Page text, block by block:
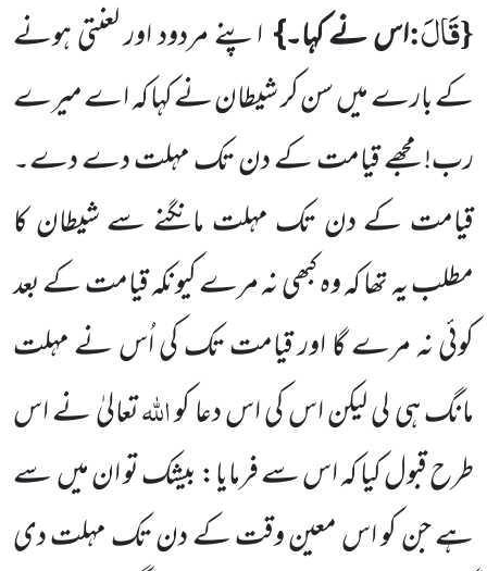
{قَالَ:اس نے کہا۔} اپنے مردود اور لعنتیہونے
کے بارے میںسن کر شیطان نے کہا کہ اے میرے
رب! مجھے قیامت کے دن تک مہلت دے دے۔
قیامت کے دن تک مہلت مانگنے سے شیطان کا
مطلب یہ تھا کہ وہ کبھی نہ مرے کیونکہقیامت کے بعد
کوئی نہ مرے گا اور قیامت تک کی اُس نے مہلت
مانگ ہی لی لیکن اس کی اس دعا کواللّٰہتعالیٰ نے اس
طرحقبول کیا کہ اس سے فرمایا: بیشک تو ان میںسے
ہے جن کو اس معین وقت کے دن تک مہلت دی